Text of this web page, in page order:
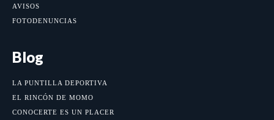
AVISOS
FOTODENUNCIAS
Blog
LA PUNTILLA DEPORTIVA
EL RINCÓN DE MOMO
CONOCERTE ES UN PLACER